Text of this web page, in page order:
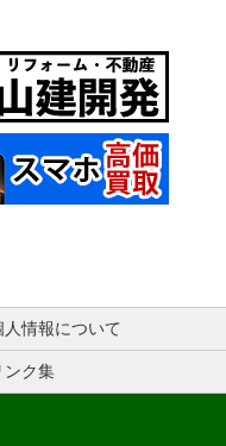
人情報について
ンク集